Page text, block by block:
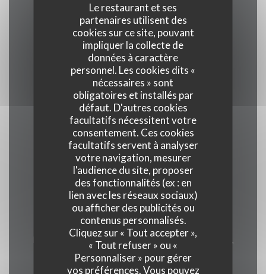
Le restaurant et ses
partenaires utilisent des
cookies sur ce site, pouvant
impliquer la collecte de
données à caractère
personnel. Les cookies dits «
nécessaires » sont
obligatoires et installés par
défaut. D'autres cookies
facultatifs nécessitent votre
consentement. Ces cookies
facultatifs servent à analyser
votre navigation, mesurer
l'audience du site, proposer
des fonctionnalités (ex : en
lien avec les réseaux sociaux)
ou afficher des publicités ou
contenus personnalisés.
Cliquez sur « Tout accepter »,
« Tout refuser » ou «
Personnaliser » pour gérer
vos préférences. Vous pouvez
Cuisine
Viandes et grillades, Sud-Américaine, Cocktails,
Brésilienne
Type de restaurant
Restaurant sud américain, Restaurant Brésilien
Services
Vente à emporter, Terrasse, Accès Wifi
Moyens de paiement
Apple Pay, Paiement Sans Contact,
Eurocard/Mastercard, Titres restaurant, Espèces,
Visa, American Express, Carte Bleue